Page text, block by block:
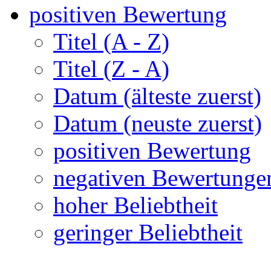
positiven Bewertung
Titel (A - Z)
Titel (Z - A)
Datum (älteste zuerst)
Datum (neuste zuerst)
positiven Bewertung
negativen
hoher Beliebtheit
geringer Beliebtheit